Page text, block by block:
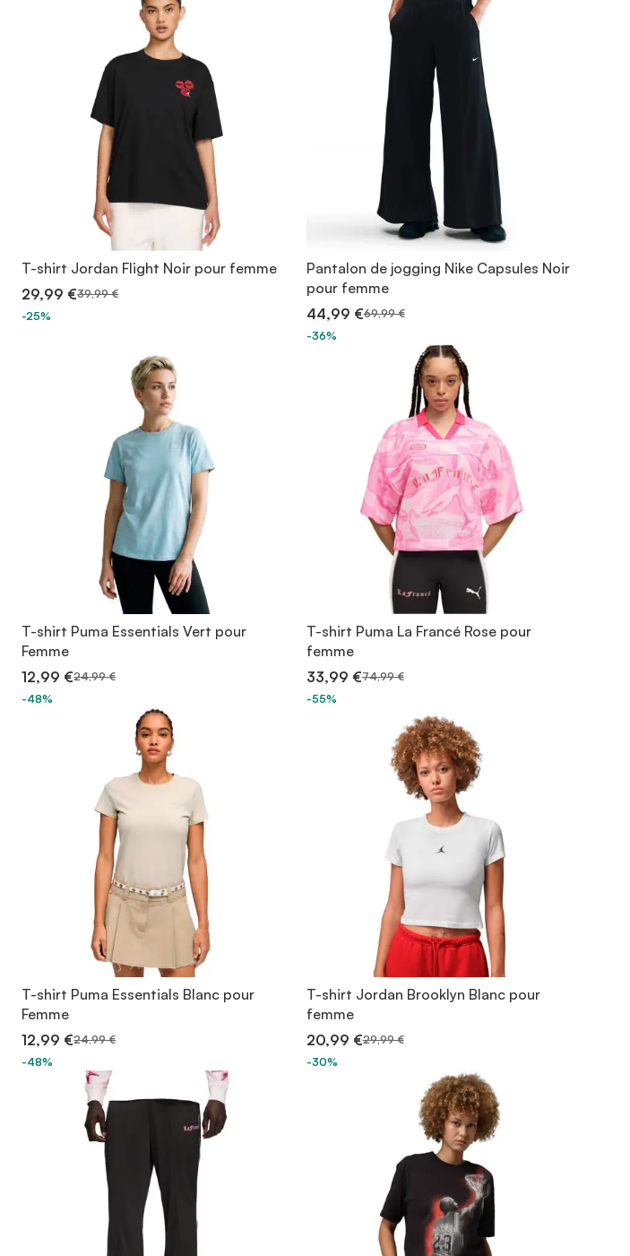
T-shirt Jordan Flight Noir pour femme
29,99 €39,99 €
-25%
Pantalon de jogging Nike Capsules Noir
pour femme
44,99 €69,99 €
-36%
T-shirt Puma Essentials Vert pour
Femme
12,99 €24,99 €
-48%
T-shirt Puma La Francé Rose pour
femme
33,99 €74,99 €
-55%
T-shirt Puma Essentials Blanc pour
Femme
12,99 €24,99 €
-48%
T-shirt Jordan Brooklyn Blanc pour
femme
20,99 €29,99 €
-30%